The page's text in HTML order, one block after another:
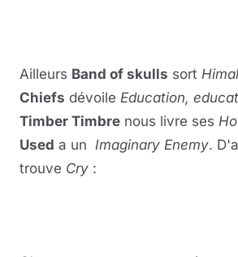
Ailleurs Band of skulls sort
Chiefs dévoile Education,
Timber Timbre nous livre ses
Used a un Imaginary Enemy.
trouve Cry :